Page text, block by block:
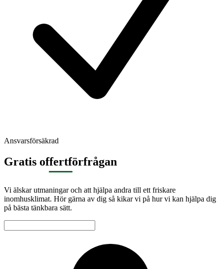
Ansvarsförsäkrad
Gratis offertförfrågan
Vi älskar utmaningar och att hjälpa andra till ett friskare
inomhusklimat. Hör gärna av dig så kikar vi på hur vi kan hjälpa dig
på bästa tänkbara sätt.